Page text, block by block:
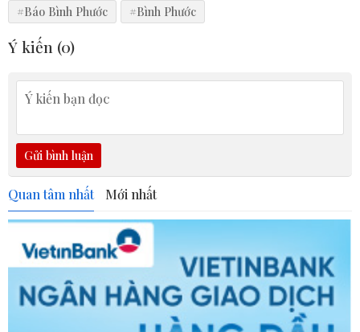
#Báo Bình Phước
#Bình Phước
Ý kiến (0)
Gửi bình luận
Quan tâm nhất Mới nhất